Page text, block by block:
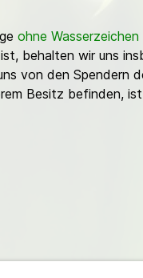
ohne Wasserzeichen
behalten wir uns
von den Spendern
Besitz befinden,